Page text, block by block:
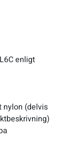
enligt
nylon (delvis